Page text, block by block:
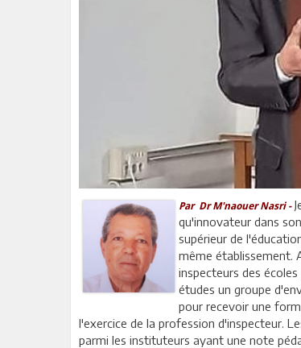
Par Dr M'naouer Nasri -
qu'innovateur dans
supérieur de
même établissement.
inspecteurs des
études un groupe
pour recevoir une
l'exercice de la profession d'inspecteur.
parmi les instituteurs ayant une note